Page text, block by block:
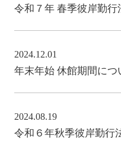
令和７年 春季彼岸勤行
2024.12.01
年末年始 休館期間につ
2024.08.19
令和６年秋季彼岸勤行